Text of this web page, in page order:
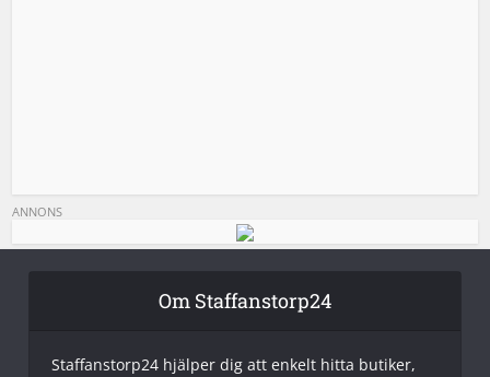
ANNONS
Om Staffanstorp24
Staffanstorp24 hjälper dig att enkelt hitta butiker,